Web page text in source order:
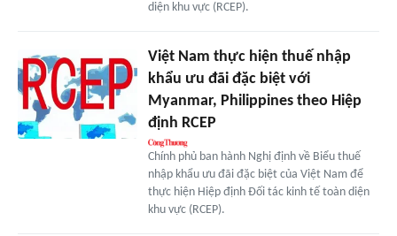
diện khu vực (RCEP).
Việt Nam thực hiện thuế nhập
khẩu ưu đãi đặc biệt với
Myanmar, Philippines theo Hiệp
định RCEP
Chính phủ ban hành Nghị định về Biểu thuế
nhập khẩu ưu đãi đặc biệt của Việt Nam để
thực hiện Hiệp định Đối tác kinh tế toàn diện
khu vực (RCEP).